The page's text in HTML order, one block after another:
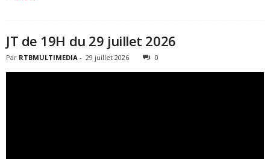
JT de 19H du 29 juillet 2026
Par RTBMULTIMEDIA - 29 juillet 2026 0